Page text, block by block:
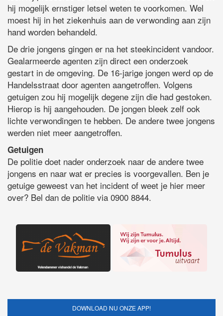
hij mogelijk ernstiger letsel weten te voorkomen. Wel
moest hij in het ziekenhuis aan de verwonding aan zijn
hand worden behandeld.
De drie jongens gingen er na het steekincident vandoor.
Gealarmeerde agenten zijn direct een onderzoek
gestart in de omgeving. De 16-jarige jongen werd op de
Handelsstraat door agenten aangetroffen. Volgens
getuigen zou hij mogelijk degene zijn die had gestoken.
Hierop is hij aangehouden. De jongen bleek zelf ook
lichte verwondingen te hebben. De andere twee jongens
werden niet meer aangetroffen.
Getuigen
De politie doet nader onderzoek naar de andere twee
jongens en naar wat er precies is voorgevallen. Ben je
getuige geweest van het incident of weet je hier meer
over? Bel dan de politie via 0900 8844.
DOWNLOAD NU ONZE APP!